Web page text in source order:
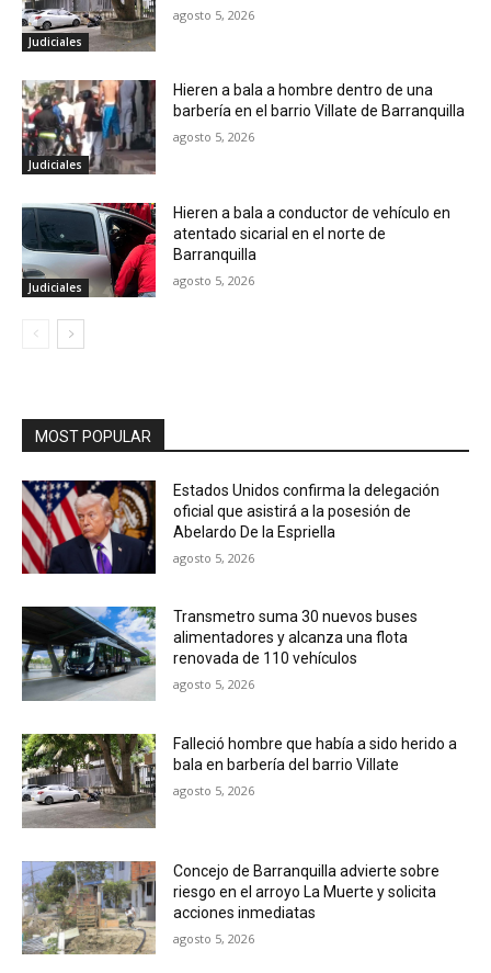
Judiciales
agosto 5, 2026
Judiciales
Hieren a bala a hombre dentro de una
barbería en el barrio Villate de Barranquilla
agosto 5, 2026
Judiciales
Hieren a bala a conductor de vehículo en
atentado sicarial en el norte de
Barranquilla
agosto 5, 2026
MOST POPULAR
Estados Unidos confirma la delegación
oficial que asistirá a la posesión de
Abelardo De la Espriella
agosto 5, 2026
Transmetro suma 30 nuevos buses
alimentadores y alcanza una flota
renovada de 110 vehículos
agosto 5, 2026
Falleció hombre que había a sido herido a
bala en barbería del barrio Villate
agosto 5, 2026
Concejo de Barranquilla advierte sobre
riesgo en el arroyo La Muerte y solicita
acciones inmediatas
agosto 5, 2026